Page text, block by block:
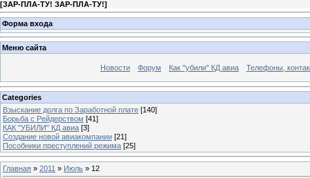
[ЗАР-ПЛА-ТУ! ЗАР-ПЛА-ТУ!]
Форма входа
Меню сайта
Новости Форум Как "убили" КД авиа Телефоны,
Categories
Взыскание долга по Заработной плате [140]
Борьба с Рейдерством [41]
КАК "УБИЛИ" КД авиа [3]
Создание новой авиакомпании [21]
Пособники преступлений режима [25]
Главная » 2011 » Июль » 12